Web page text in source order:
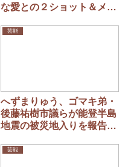
な愛との２ショット＆メッ
芸能
へずまりゅう、ゴマキ弟・
後藤祐樹市議らが能登半島
地震の被災地入りを報告
資を配っていく」
芸能